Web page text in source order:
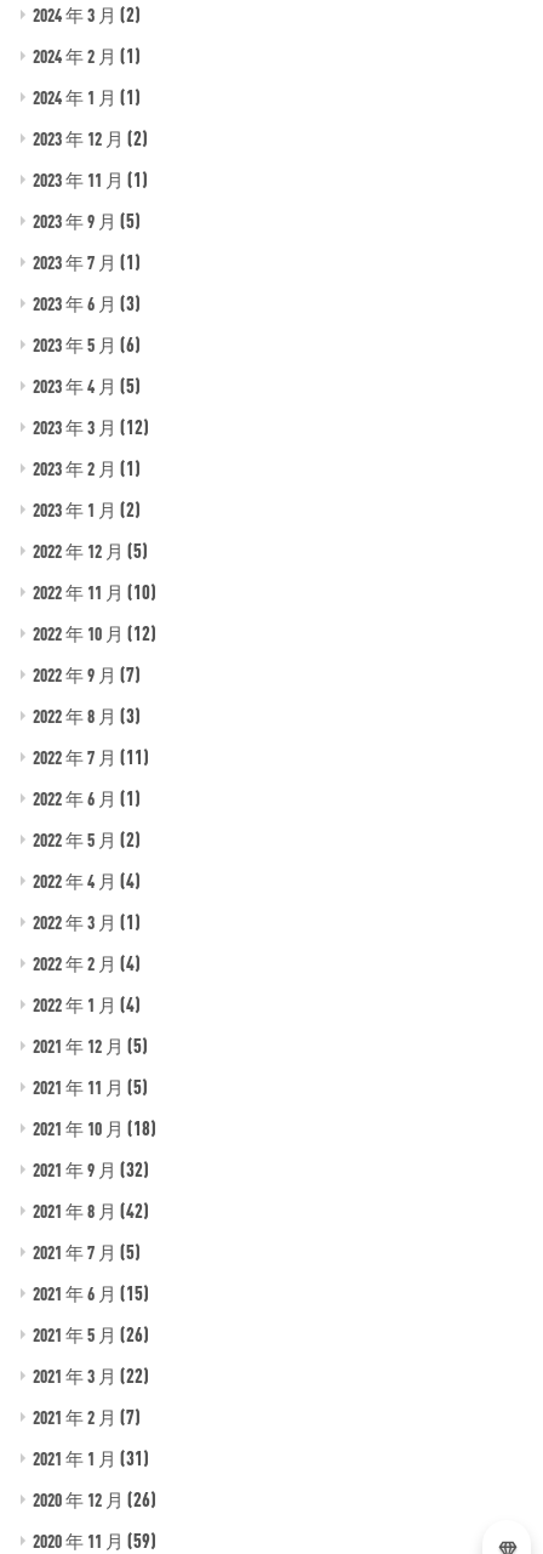
2024 年 3 月 (2)
2024 年 2 月 (1)
2024 年 1 月 (1)
2023 年 12 月 (2)
2023 年 11 月 (1)
2023 年 9 月 (5)
2023 年 7 月 (1)
2023 年 6 月 (3)
2023 年 5 月 (6)
2023 年 4 月 (5)
2023 年 3 月 (12)
2023 年 2 月 (1)
2023 年 1 月 (2)
2022 年 12 月 (5)
2022 年 11 月 (10)
2022 年 10 月 (12)
2022 年 9 月 (7)
2022 年 8 月 (3)
2022 年 7 月 (11)
2022 年 6 月 (1)
2022 年 5 月 (2)
2022 年 4 月 (4)
2022 年 3 月 (1)
2022 年 2 月 (4)
2022 年 1 月 (4)
2021 年 12 月 (5)
2021 年 11 月 (5)
2021 年 10 月 (18)
2021 年 9 月 (32)
2021 年 8 月 (42)
2021 年 7 月 (5)
2021 年 6 月 (15)
2021 年 5 月 (26)
2021 年 3 月 (22)
2021 年 2 月 (7)
2021 年 1 月 (31)
2020 年 12 月 (26)
2020 年 11 月 (59)